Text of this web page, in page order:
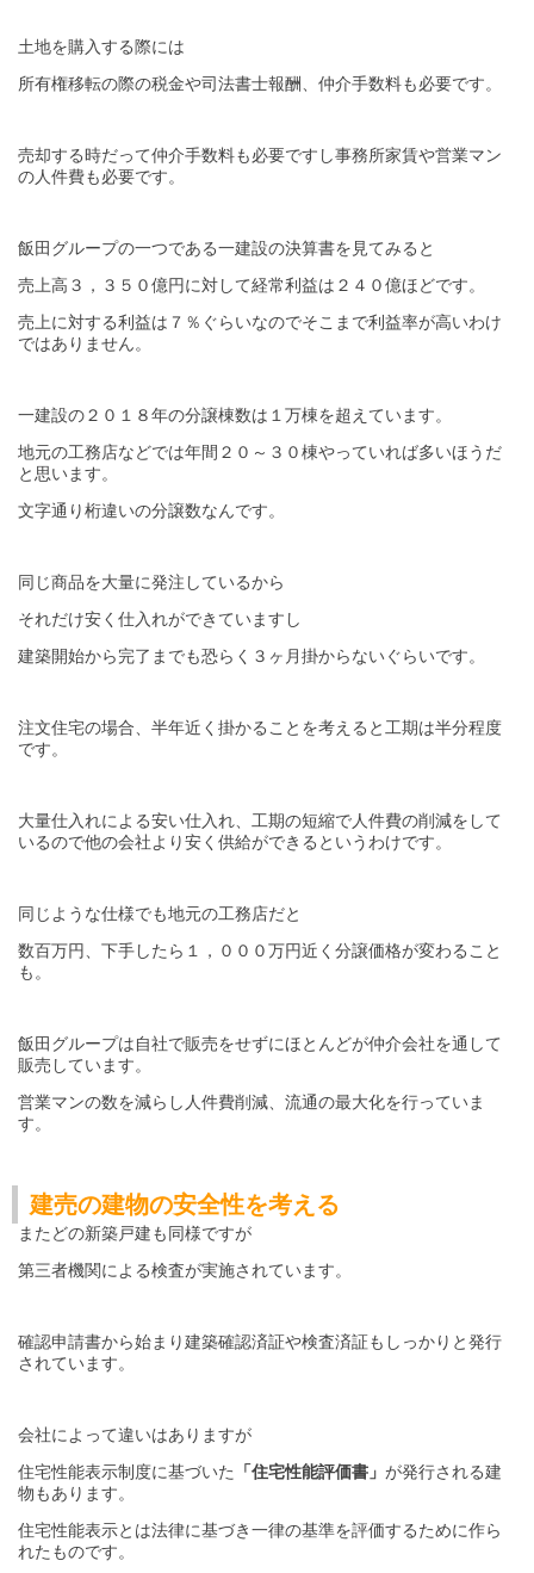
土地を購入する際には
所有権移転の際の税金や司法書士報酬、仲介手数料も必要です。
売却する時だって仲介手数料も必要ですし事務所家賃や営業マン
の人件費も必要です。
飯田グループの一つである一建設の決算書を見てみると
売上高３，３５０億円に対して経常利益は２４０億ほどです。
売上に対する利益は７％ぐらいなのでそこまで利益率が高いわけ
ではありません。
一建設の２０１８年の分譲棟数は１万棟を超えています。
地元の工務店などでは年間２０～３０棟やっていれば多いほうだ
と思います。
文字通り桁違いの分譲数なんです。
同じ商品を大量に発注しているから
それだけ安く仕入れができていますし
建築開始から完了までも恐らく３ヶ月掛からないぐらいです。
注文住宅の場合、半年近く掛かることを考えると工期は半分程度
です。
大量仕入れによる安い仕入れ、工期の短縮で人件費の削減をして
いるので他の会社より安く供給ができるというわけです。
同じような仕様でも地元の工務店だと
数百万円、下手したら１，０００万円近く分譲価格が変わること
も。
飯田グループは自社で販売をせずにほとんどが仲介会社を通して
販売しています。
営業マンの数を減らし人件費削減、流通の最大化を行っていま
す。
建売の建物の安全性を考える
またどの新築戸建も同様ですが
第三者機関による検査が実施されています。
確認申請書から始まり建築確認済証や検査済証もしっかりと発行
されています。
会社によって違いはありますが
住宅性能表示制度に基づいた 「住宅性能評価書」 が発行される建
物もあります。
住宅性能表示とは法律に基づき一律の基準を評価するために作ら
れたものです。